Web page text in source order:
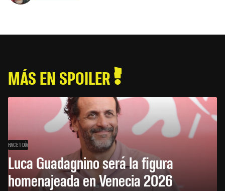
MÁS EN SPOILER
HACE 1 DÍA
Luca Guadagnino será la figura
homenajeada en Venecia 2026